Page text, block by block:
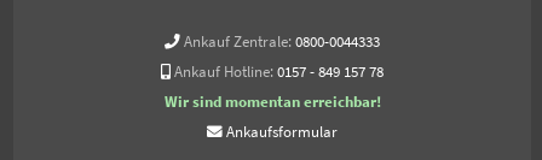
Ankauf Zentrale: 0800-0044333
Ankauf Hotline: 0157 - 849 157 78
Wir sind momentan erreichbar!
Ankaufsformular